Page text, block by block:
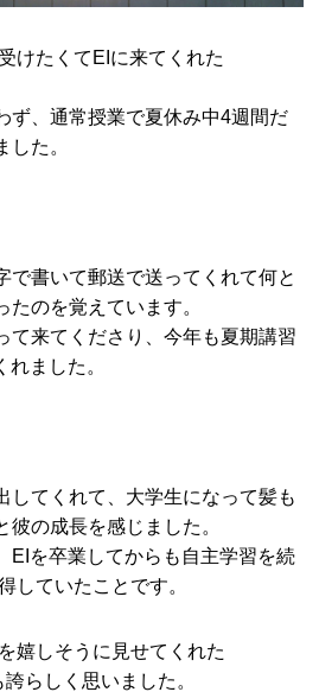
けたくてEIに来てくれた
ず、通常授業で夏休み中4週間だ
た。
で書いて郵送で送ってくれて何と
のを覚えています。
て来てくださり、今年も夏期講習
ました。
してくれて、大学生になって髪も
の成長を感じました。
EIを卒業してからも自主学習を続
していたことです。
嬉しそうに見せてくれた
らしく思いました。